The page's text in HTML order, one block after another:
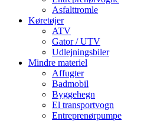
Asfalttromle
Køretøjer
ATV
Gator / UTV
Udlejningsbiler
Mindre materiel
Affugter
Badmobil
Byggehegn
El transportvogn
Entreprenørpumpe